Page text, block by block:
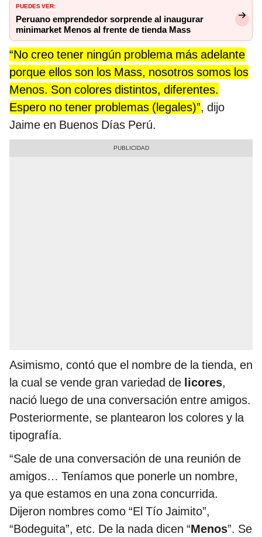
PUEDES VER:
Peruano emprendedor sorprende al inaugurar
minimarket Menos al frente de tienda Mass
“No creo tener ningún problema más adelante
porque ellos son los Mass, nosotros somos los
Menos. Son colores distintos, diferentes.
Espero no tener problemas (legales)”, dijo
Jaime en Buenos Días Perú.
Asimismo, contó que el nombre de la tienda, en
la cual se vende gran variedad de licores,
nació luego de una conversación entre amigos.
Posteriormente, se plantearon los colores y la
tipografía.
“Sale de una conversación de una reunión de
amigos… Teníamos que ponerle un nombre,
ya que estamos en una zona concurrida.
Dijeron nombres como “El Tío Jaimito”,
“Bodeguita”, etc. De la nada dicen “Menos”. Se